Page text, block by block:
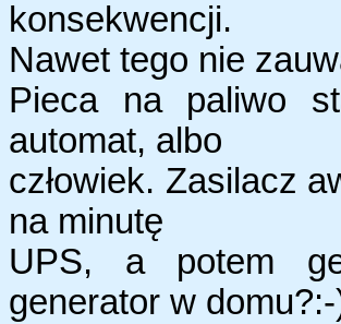
konsekwencji.
Nawet tego nie
Pieca na paliwo
automat, albo
człowiek. Zasilacz
na minutę
UPS, a potem
generator w domu?:-